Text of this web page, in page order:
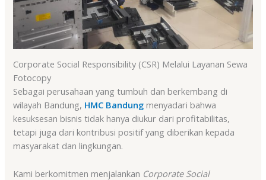
Corporate Social Responsibility (CSR) Melalui Layanan Sewa
Fotocopy
Sebagai perusahaan yang tumbuh dan berkembang di
wilayah Bandung, HMC Bandung menyadari bahwa
kesuksesan bisnis tidak hanya diukur dari profitabilitas,
tetapi juga dari kontribusi positif yang diberikan kepada
masyarakat dan lingkungan.
Kami berkomitmen menjalankan Corporate Social